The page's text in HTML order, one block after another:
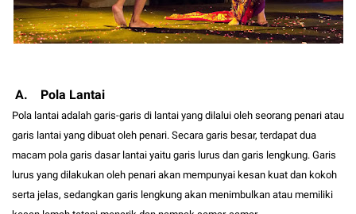
A. Pola Lantai
Pola lantai adalah garis-garis di lantai yang dilalui oleh seorang penari atau
garis lantai yang dibuat oleh penari. Secara garis besar, terdapat dua
macam pola garis dasar lantai yaitu garis lurus dan garis lengkung. Garis
lurus yang dilakukan oleh penari akan mempunyai kesan kuat dan kokoh
serta jelas, sedangkan garis lengkung akan menimbulkan atau memiliki